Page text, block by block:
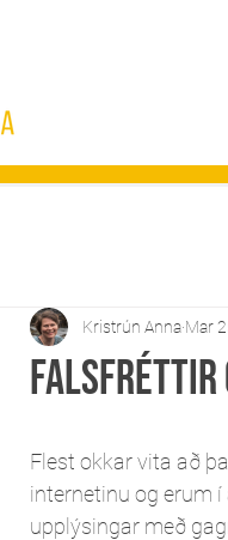
Falsfréttir
Kristrún Anna Mar
Flest okkar vita að
internetinu og erum
upplýsingar með